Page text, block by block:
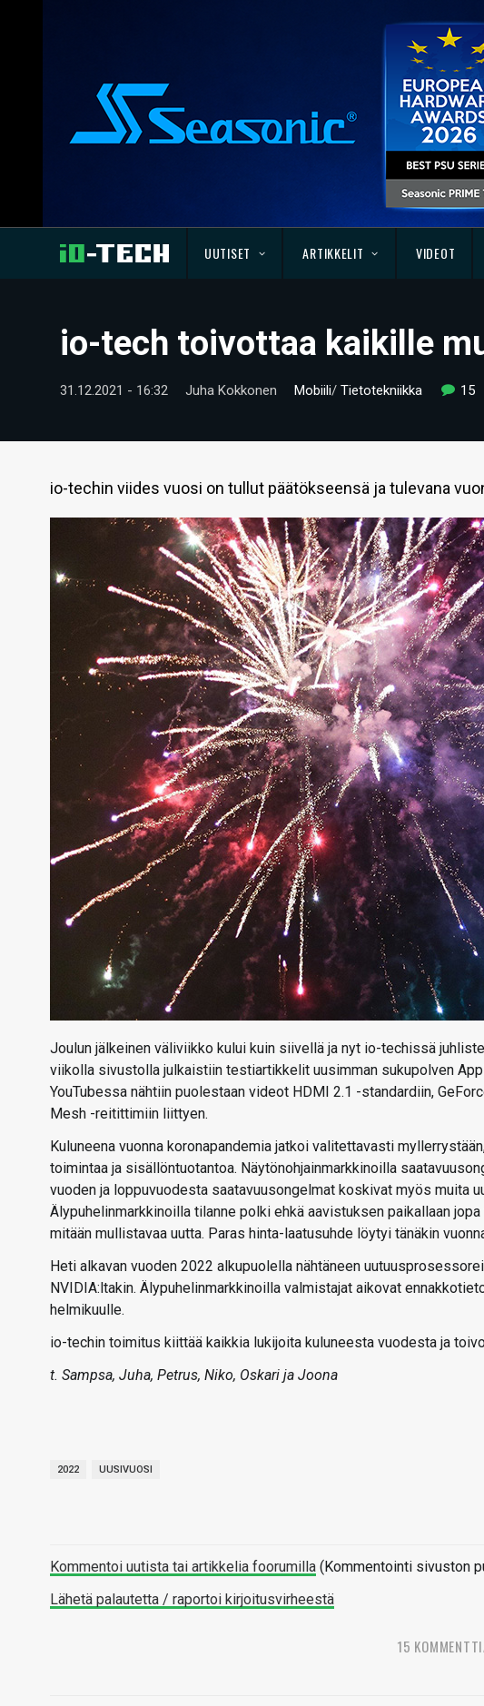
UUTISET ARTIKKELIT VIDEOT
io-tech toivottaa kaikille
31.12.2021 - 16:32 Juha Kokkonen Mobiili/ Tietotekniikka 15
io-techin viides vuosi on tullut päätökseensä ja tulevana
Joulun jälkeinen väliviikko kului kuin siivellä ja nyt io-techissä
viikolla sivustolla julkaistiin testiartikkelit uusimman sukupolven
YouTubessa nähtiin puolestaan videot HDMI 2.1 -standardiin,
Mesh -reitittimiin liittyen.
Kuluneena vuonna koronapandemia jatkoi valitettavasti
toimintaa ja sisällöntuotantoa. Näytönohjainmarkkinoilla
vuoden ja loppuvuodesta saatavuusongelmat koskivat myös muita
Älypuhelinmarkkinoilla tilanne polki ehkä aavistuksen paikallaan
mitään mullistavaa uutta. Paras hinta-laatusuhde löytyi tänäkin
Heti alkavan vuoden 2022 alkupuolella nähtäneen
NVIDIA:ltakin. Älypuhelinmarkkinoilla valmistajat aikovat
helmikuulle.
io-techin toimitus kiittää kaikkia lukijoita kuluneesta vuodesta ja
t. Sampsa, Juha, Petrus, Niko, Oskari ja Joona
2022 UUSIVUOSI
Kommentoi uutista tai artikkelia foorumilla (Kommentointi sivuston
Lähetä palautetta / raportoi kirjoitusvirheestä
15